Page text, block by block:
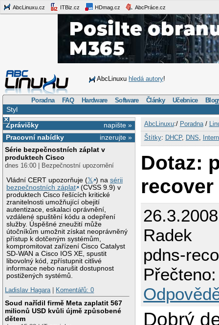
AbcLinuxu.cz ITBiz.cz HDmag.cz AbcPráce.cz
AbcLinuxu hledá autory!
Poradna FAQ Hardware Software Články Učebnice
Styl
×
napište »
Zprávičky
inzerujte »
Pracovní nabídky
Série bezpečnostních záplat v
produktech Cisco
dnes 16:00 | Bezpečnostní upozornění
Vládní CERT upozorňuje (𝕏 ) nasérii
bezpečnostních záplat
(CVSS 9.9) v
produktech Cisco řešících kritické
zranitelnosti umožňující obejití
autentizace, eskalaci oprávnění,
vzdálené spuštění kódu a odepření
služby. Úspěšné zneužití může
útočníkům umožnit získat neoprávněný
přístup k dotčeným systémům,
kompromitovat zařízení Cisco Catalyst
SD-WAN a Cisco IOS XE, spustit
libovolný kód, zpřístupnit citlivé
informace nebo narušit dostupnost
postižených systémů.
Ladislav Hagara| Komentářů: 0
Soud nařídil firmě Meta zaplatit 567
milionů USD kvůli újmě způsobené
dětem
AbcLinuxu:/ Poradna/
Štítky: DHCP, DNS
Dotaz:
recover
Radek
pdns-
Dobrý